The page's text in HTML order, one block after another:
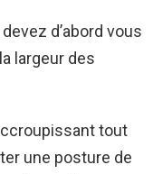
d’abord vous
largeur des
tout
une posture de